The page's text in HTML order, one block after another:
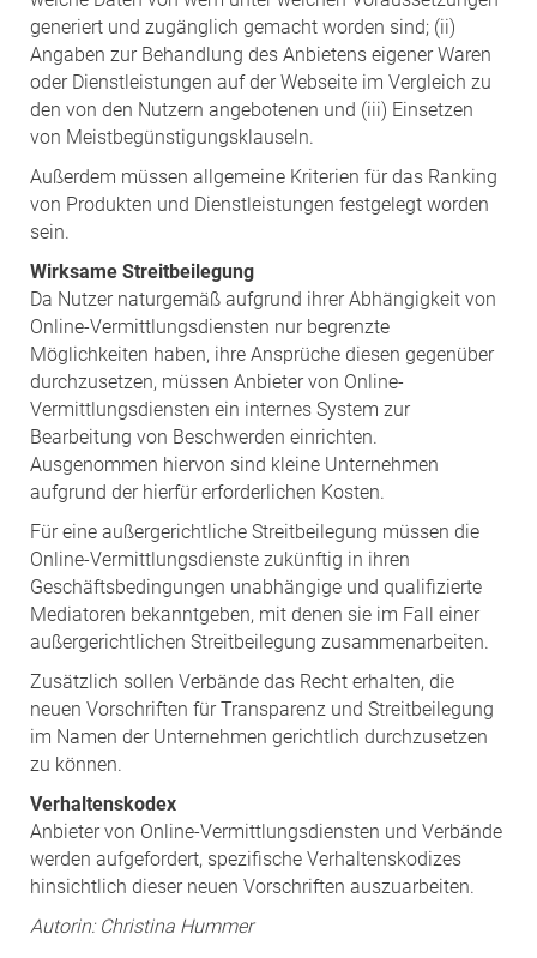
generiert und zugänglich gemacht worden sind; (ii)
Angaben zur Behandlung des Anbietens eigener Waren
oder Dienstleistungen auf der Webseite im Vergleich zu
den von den Nutzern angebotenen und (iii) Einsetzen
von Meistbegünstigungsklauseln.
Außerdem müssen allgemeine Kriterien für das Ranking
von Produkten und Dienstleistungen festgelegt worden
sein.
Wirksame Streitbeilegung
Da Nutzer naturgemäß aufgrund ihrer Abhängigkeit von
Online-Vermittlungsdiensten nur begrenzte
Möglichkeiten haben, ihre Ansprüche diesen gegenüber
durchzusetzen, müssen Anbieter von Online-
Vermittlungsdiensten ein internes System zur
Bearbeitung von Beschwerden einrichten.
Ausgenommen hiervon sind kleine Unternehmen
aufgrund der hierfür erforderlichen Kosten.
Für eine außergerichtliche Streitbeilegung müssen die
Online-Vermittlungsdienste zukünftig in ihren
Geschäftsbedingungen unabhängige und qualifizierte
Mediatoren bekanntgeben, mit denen sie im Fall einer
außergerichtlichen Streitbeilegung zusammenarbeiten.
Zusätzlich sollen Verbände das Recht erhalten, die
neuen Vorschriften für Transparenz und Streitbeilegung
im Namen der Unternehmen gerichtlich durchzusetzen
zu können.
Verhaltenskodex
Anbieter von Online-Vermittlungsdiensten und Verbände
werden aufgefordert, spezifische Verhaltenskodizes
hinsichtlich dieser neuen Vorschriften auszuarbeiten.
Autorin: Christina Hummer